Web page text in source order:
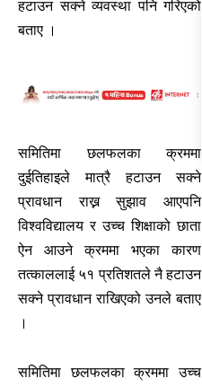
हटाउन सक्ने व्यवस्था पनि गरिएको
बताए ।
समितिमा छलफलका क्रममा
दुईतिहाइले मात्रै हटाउन सक्ने
प्रावधान राख्न सुझाव आएपनि
विश्वविद्यालय र उच्च शिक्षाको छाता
ऐन आउने क्रममा भएका कारण
तत्काललाई ५१ प्रतिशतले नै हटाउन
सक्ने प्रावधान राखिएको उनले बताए
।
समितिमा छलफलका क्रममा उच्च